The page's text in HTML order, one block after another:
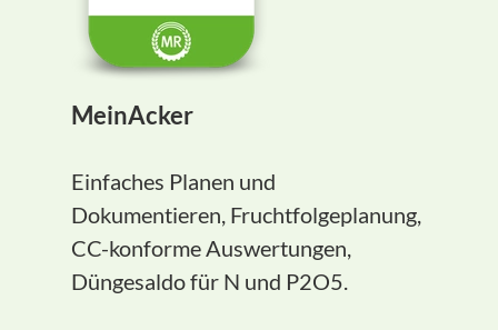
MeinAcker
Einfaches Planen und
Dokumentieren, Fruchtfolgeplanung,
CC-konforme Auswertungen,
Düngesaldo für N und P2O5.